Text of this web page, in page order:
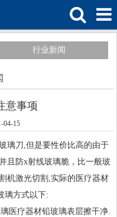
行业新闻
意事项
04-15
璃刀,但是要性价比高的由于
且防x射线玻璃脆，比一般玻
机激光切割,实际的医疗器材
璃方式以下:
医疗器材铅玻璃表层擦干净.